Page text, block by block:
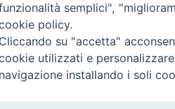
Dove siamo
Da Ponte, 116
Veneto (Treviso)
semplici",
policy.
Cliccando su "accetta"
utilizzati e
navigazione installando i soli